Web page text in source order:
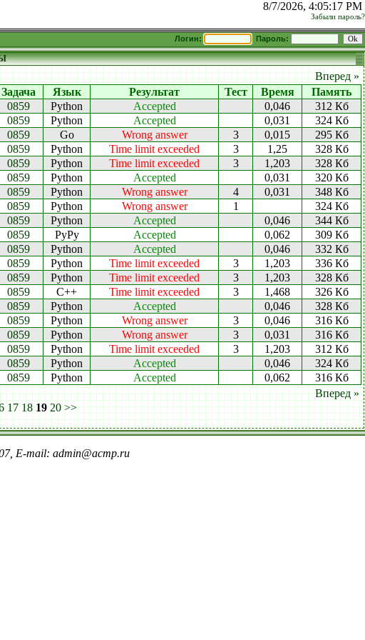
8/7/2026, 4:05:17 PM
Забыли пароль?
Логин: Пароль:
Вперед »
Задача Язык Результат Тест Время
Память
0859 Python Accepted 0,046
312 Кб
0859 Python Accepted 0,031
324 Кб
0859 Go Wrong answer 3 0,015
295 Кб
0859 Python Time limit exceeded 3 1,25
328 Кб
0859 Python Time limit exceeded 3 1,203
328 Кб
0859 Python Accepted 0,031
320 Кб
0859 Python Wrong answer 4 0,031
348 Кб
0859 Python Wrong answer 1
324 Кб
0859 Python Accepted 0,046
344 Кб
0859 PyPy Accepted 0,062
309 Кб
0859 Python Accepted 0,046
332 Кб
0859 Python Time limit exceeded 3 1,203
336 Кб
0859 Python Time limit exceeded 3 1,203
328 Кб
0859 C++ Time limit exceeded 3 1,468
326 Кб
0859 Python Accepted 0,046
328 Кб
0859 Python Wrong answer 3 0,046
316 Кб
0859 Python Wrong answer 3 0,031
316 Кб
0859 Python Time limit exceeded 3 1,203
312 Кб
0859 Python Accepted 0,046
324 Кб
0859 Python Accepted 0,062
316 Кб
Вперед »
17 18 19 20 >>
E-mail: admin@acmp.ru